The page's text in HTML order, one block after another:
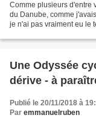
Comme plusieurs d'entre
du Danube, comme
je n'ai pas vraiment eu le
Une Odyssée
dérive - à
Publié le 20/11/2018 à
Par emmanuelruben